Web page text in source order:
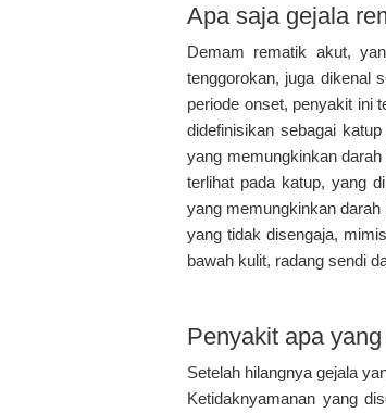
Apa saja gejala
Demam rematik akut,
tenggorokan, juga dikenal
periode onset, penyakit ini
didefinisikan sebagai
yang memungkinkan
terlihat pada katup, yang
yang memungkinkan
yang tidak disengaja,
bawah kulit, radang sendi
Penyakit apa
Setelah hilangnya gejala
Ketidaknyamanan yang